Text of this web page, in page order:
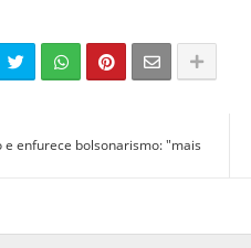
e enfurece bolsonarismo: "mais